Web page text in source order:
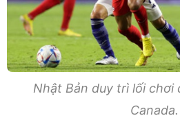
Nhật Bản duy trì lối
Canada.